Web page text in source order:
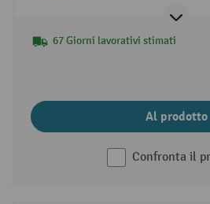
67 Giorni lavorativi stimati
Al prodotto
Confronta il